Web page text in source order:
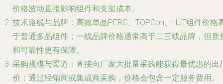
价格波动直接影响组件和支架成本。
技术路线与品牌 ：高效单晶PERC、TOPCon、HJT组件价格
于普通多晶组件；一线品牌价格通常高于二三线品牌，但质
和可靠性更有保障。
采购规模与渠道 ：直接向厂家大批量采购能获得最优惠的出
价；通过经销商或集成商采购，价格会包含一定服务费用。